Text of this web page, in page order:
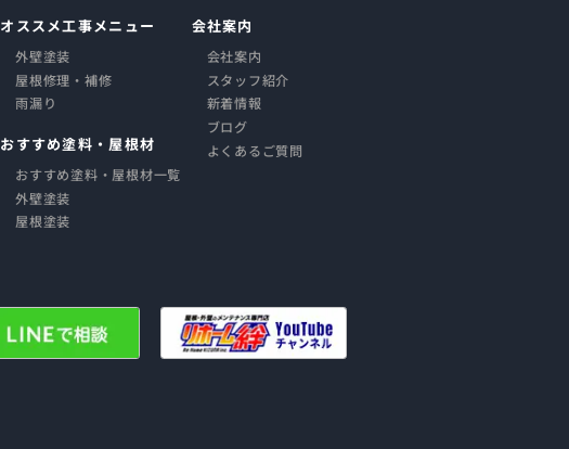
オススメ工事メニュー
外壁塗装
屋根修理・補修
雨漏り
おすすめ塗料・屋根材
おすすめ塗料・屋根材一覧
外壁塗装
屋根塗装
会社案内
会社案内
スタッフ紹介
新着情報
ブログ
よくあるご質問